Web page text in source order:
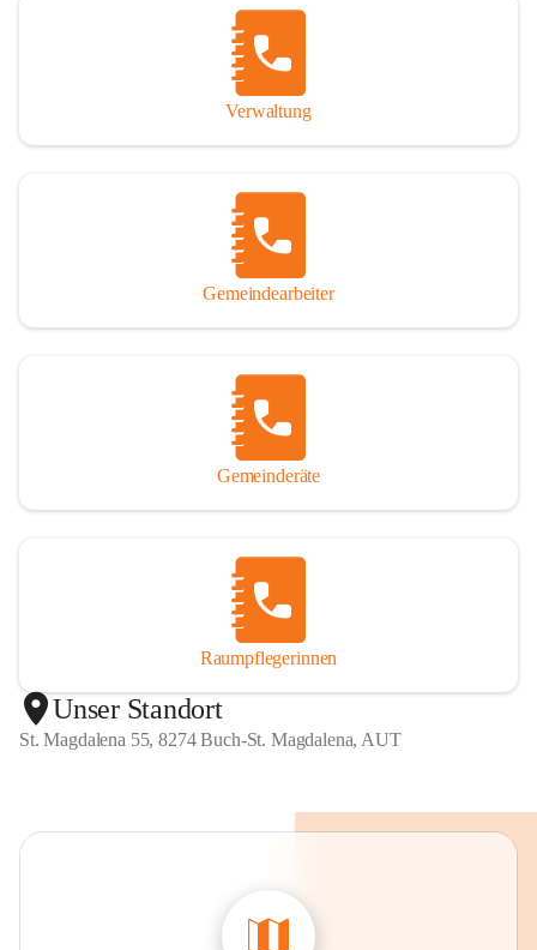
Verwaltung
Gemeindearbeiter
Gemeinderäte
Raumpflegerinnen
Unser Standort
St. Magdalena 55, 8274 Buch-St. Magdalena, AUT